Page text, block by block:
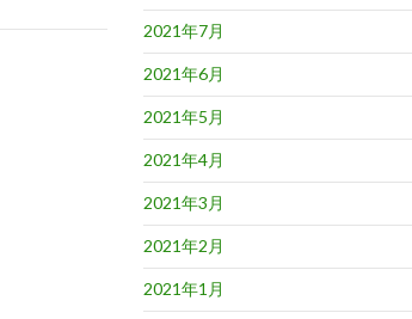
2021年7月
2021年6月
2021年5月
2021年4月
2021年3月
2021年2月
2021年1月